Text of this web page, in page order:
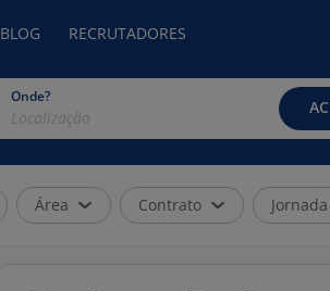
BLOG RECRUTADORES
Onde?
Área Contrato Jornada